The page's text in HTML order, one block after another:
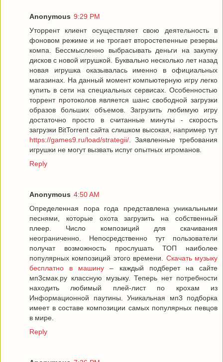
Anonymous 9:29 PM
Уторрент клиент осуществляет свою деятельность в
фоновом режиме и не трогает второстепенные резервы
компа. Бессмысленно выбрасывать деньги на закупку
дисков с новой игрушкой. Буквально несколько лет назад
новая игрушка оказывалась именно в официальных
магазинах. На данный момент компьютерную игру легко
купить в сети на специальных сервисах. Особенностью
торрент протоколов является шанс свободной загрузки
образов больших объемов. Загрузить любимую игру
достаточно просто в считанные минуты - скорость
загрузки BitTorrent сайта слишком высокая, например тут
https://games9.ru/load/strategii/ . Заявленные требования
игрушки не могут вызвать испуг опытных игроманов.
Reply
Anonymous 4:50 AM
Определенная пора года представлена уникальными
песнями, которые охота загрузить на собственный
плеер. Число композиций для скачивания
неограниченно. Непосредственно тут пользователи
получат возможность прослушать ТОП наиболее
популярных композиций этого времени. Скачать музыку
бесплатно в машину – каждый подберет на сайте
мп3смак.ру классную музыку. Теперь нет потребности
находить любимый плей-лист по крохам из
Информационной паутины. Уникальная мп3 подборка
имеет в составе композиции самых популярных певцов
в мире.
Reply